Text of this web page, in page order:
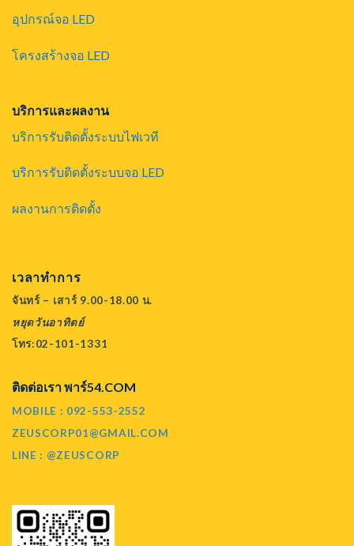
อุปกรณ์จอ LED
โครงสร้างจอ LED
บริการและผลงาน
บริการรับติดตั้งระบบไฟเวที
บริการรับติดตั้งระบบจอ LED
ผลงานการติดตั้ง
เวลาทำการ
จันทร์ – เสาร์ 9.00-18.00 น.
หยุดวันอาทิตย์
โทร:02-101-1331
ติดต่อเรา พาร์54.COM
MOBILE : 092-553-2552
ZEUSCORP01@GMAIL.COM
LINE : @ZEUSCORP